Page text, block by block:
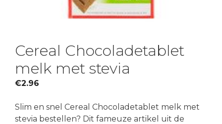
Cereal Chocoladetablet
melk met stevia
€2.96
Slim en snel Cereal Chocoladetablet melk met
stevia bestellen? Dit fameuze artikel uit de